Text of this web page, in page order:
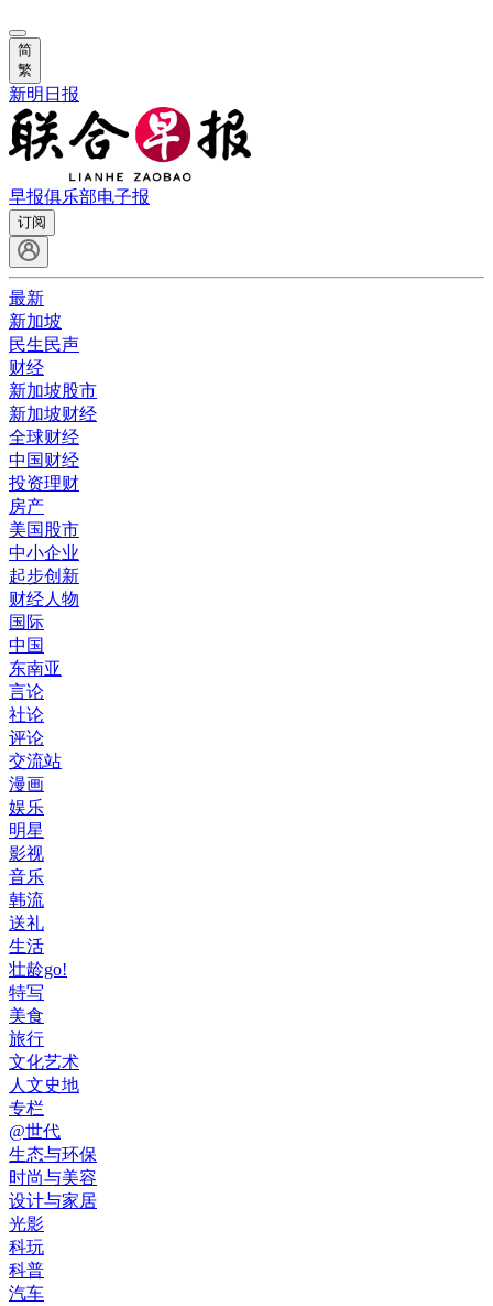
简
繁
新明日报
早报俱乐部电子报
订阅
最新
新加坡
民生民声
财经
新加坡股市
新加坡财经
全球财经
中国财经
投资理财
房产
美国股市
中小企业
起步创新
财经人物
国际
中国
东南亚
言论
社论
评论
交流站
漫画
娱乐
明星
影视
音乐
韩流
送礼
生活
壮龄go!
特写
美食
旅行
文化艺术
人文史地
专栏
@世代
生态与环保
时尚与美容
设计与家居
光影
科玩
科普
汽车